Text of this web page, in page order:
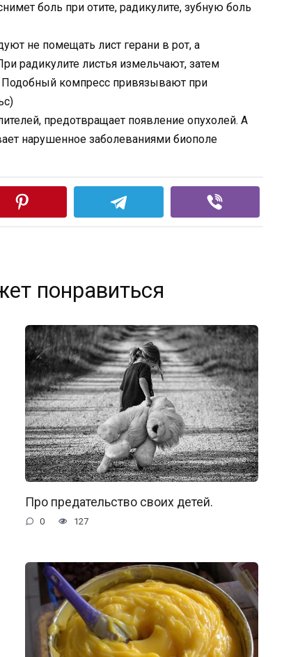
боль при отите, радикулите, зубную боль
не помещать лист герани в рот, а
радикулите листья измельчают, затем
Подобный компресс привязывают при
предотвращает появление опухолей. А
нарушенное заболеваниями биополе
понравиться
Про предательство своих детей.
0 127